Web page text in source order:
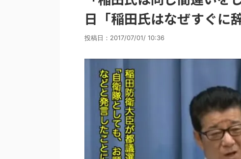
日「稲田氏はなぜすぐに
投稿日： 2017/07/01/ 10:36